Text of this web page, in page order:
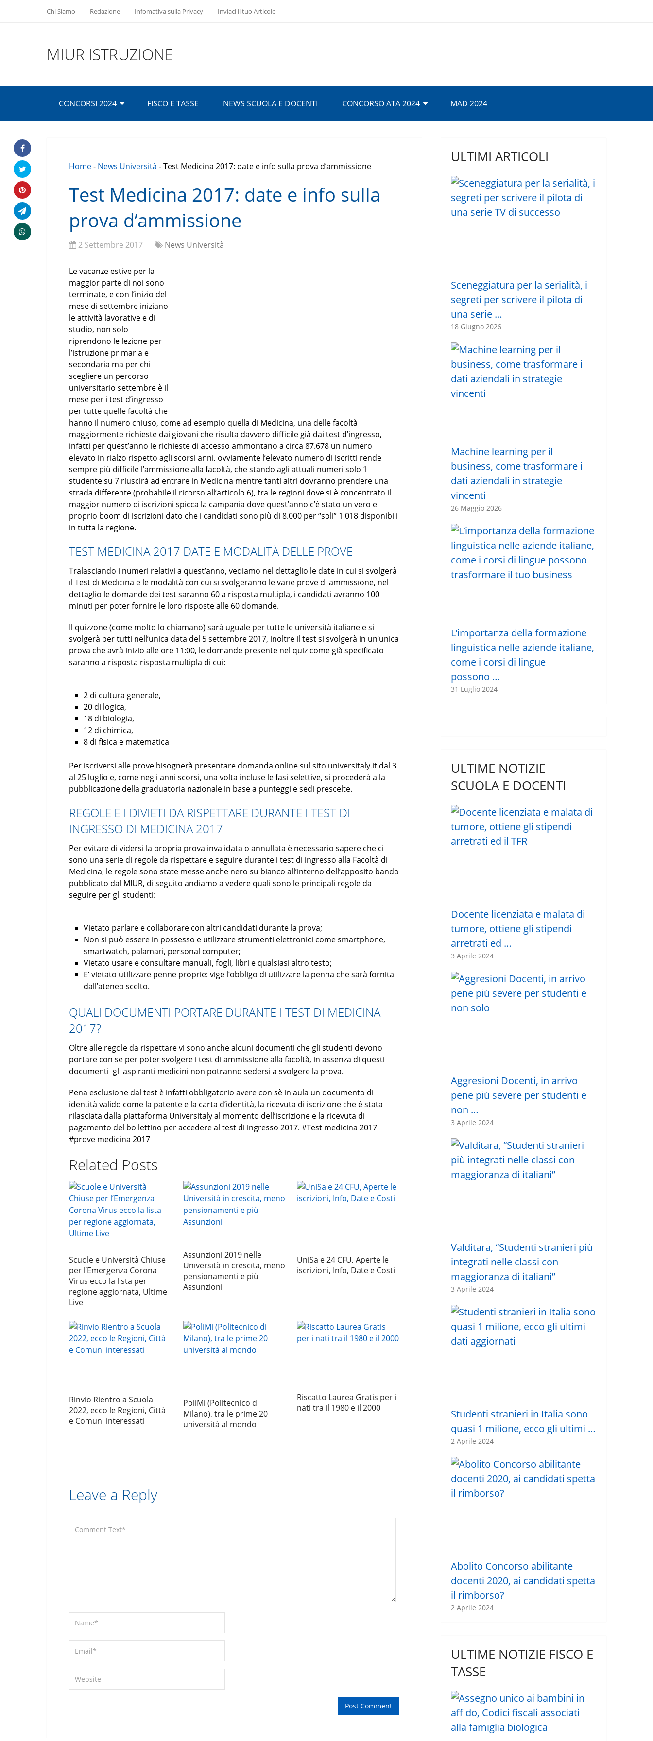
Chi Siamo Redazione Infomativa sulla Privacy Inviaci il tuo Articolo
MIUR ISTRUZIONE
CONCORSI 2024 FISCO E TASSE NEWS SCUOLA E DOCENTI CONCORSO ATA 2024 MAD 2024
Home- News Università -Test Medicina 2017: date e info sulla prova d’ammissione
Test Medicina 2017: date e info sulla
prova d’ammissione
2 Settembre 2017 News Università
Le vacanze estive per la
maggior parte di noi sono
terminate, e con l’inizio del
mese di settembre iniziano
le attività lavorative e di
studio, non solo
riprendono le lezione per
l’istruzione primaria e
secondaria ma per chi
scegliere un percorso
universitario settembre è il
mese per i test d’ingresso
per tutte quelle facoltà che
hanno il numero chiuso, come ad esempio quella di Medicina, una delle facoltà
maggiormente richieste dai giovani che risulta davvero difficile già dai test d’ingresso,
infatti per quest’anno le richieste di accesso ammontano a circa 87.678 un numero
elevato in rialzo rispetto agli scorsi anni, ovviamente l’elevato numero di iscritti rende
sempre più difficile l’ammissione alla facoltà, che stando agli attuali numeri solo 1
studente su 7 riuscirà ad entrare in Medicina mentre tanti altri dovranno prendere una
strada differente (probabile il ricorso all’articolo 6), tra le regioni dove si è concentrato il
maggior numero di iscrizioni spicca la campania dove quest’anno c’è stato un vero e
proprio boom di iscrizioni dato che i candidati sono più di 8.000 per “soli” 1.018 disponibili
in tutta la regione.
TEST MEDICINA 2017 DATE E MODALITÀ DELLE PROVE
Tralasciando i numeri relativi a quest’anno, vediamo nel dettaglio le date in cui si svolgerà
il Test di Medicina e le modalità con cui si svolgeranno le varie prove di ammissione, nel
dettaglio le domande dei test saranno 60 a risposta multipla, i candidati avranno 100
minuti per poter fornire le loro risposte alle 60 domande.
Il quizzone (come molto lo chiamano) sarà uguale per tutte le università italiane e si
svolgerà per tutti nell’unica data del 5 settembre 2017, inoltre il test si svolgerà in un’unica
prova che avrà inizio alle ore 11:00, le domande presente nel quiz come già specificato
saranno a risposta risposta multipla di cui:
2 di cultura generale,
20 di logica,
18 di biologia,
12 di chimica,
8 di fisica e matematica
Per iscriversi alle prove bisognerà presentare domanda online sul sito universitaly.it dal 3
al 25 luglio e, come negli anni scorsi, una volta incluse le fasi selettive, si procederà alla
pubblicazione della graduatoria nazionale in base a punteggi e sedi prescelte.
REGOLE E I DIVIETI DA RISPETTARE DURANTE I TEST DI
INGRESSO DI MEDICINA 2017
Per evitare di vidersi la propria prova invalidata o annullata è necessario sapere che ci
sono una serie di regole da rispettare e seguire durante i test di ingresso alla Facoltà di
Medicina, le regole sono state messe anche nero su bianco all’interno dell’apposito bando
pubblicato dal MIUR, di seguito andiamo a vedere quali sono le principali regole da
seguire per gli studenti:
Vietato parlare e collaborare con altri candidati durante la prova;
Non si può essere in possesso e utilizzare strumenti elettronici come smartphone,
smartwatch, palamari, personal computer;
Vietato usare e consultare manuali, fogli, libri e qualsiasi altro testo;
E’ vietato utilizzare penne proprie: vige l’obbligo di utilizzare la penna che sarà fornita
dall’ateneo scelto.
QUALI DOCUMENTI PORTARE DURANTE I TEST DI MEDICINA
2017?
Oltre alle regole da rispettare vi sono anche alcuni documenti che gli studenti devono
portare con se per poter svolgere i test di ammissione alla facoltà, in assenza di questi
documenti gli aspiranti medicini non potranno sedersi a svolgere la prova.
Pena esclusione dal test è infatti obbligatorio avere con sè in aula un documento di
identità valido come la patente e la carta d’identità, la ricevuta di iscrizione che è stata
rilasciata dalla piattaforma Universitaly al momento dell’iscrizione e la ricevuta di
pagamento del bollettino per accedere al test di ingresso 2017. #Test medicina 2017
#prove medicina 2017
Related Posts
Scuole e Università Chiuse
per l’Emergenza Corona
Virus ecco la lista per
regione aggiornata, Ultime
Live
Assunzioni 2019 nelle
Università in crescita, meno
pensionamenti e più
Assunzioni
UniSa e 24 CFU, Aperte le
iscrizioni, Info, Date e Costi
Rinvio Rientro a Scuola
2022, ecco le Regioni, Città
e Comuni interessati
PoliMi (Politecnico di
Milano), tra le prime 20
università al mondo
Riscatto Laurea Gratis per i
nati tra il 1980 e il 2000
Leave a Reply
ULTIMI ARTICOLI
Sceneggiatura per la serialità, i
segreti per scrivere il pilota di
una serie …
18 Giugno 2026
Machine learning per il
business, come trasformare i
dati aziendali in strategie
vincenti
26 Maggio 2026
L’importanza della formazione
linguistica nelle aziende italiane,
come i corsi di lingue
possono …
31 Luglio 2024
ULTIME NOTIZIE
SCUOLA E DOCENTI
Docente licenziata e malata di
tumore, ottiene gli stipendi
arretrati ed …
3 Aprile 2024
Aggresioni Docenti, in arrivo
pene più severe per studenti e
non …
3 Aprile 2024
Valditara, “Studenti stranieri più
integrati nelle classi con
maggioranza di italiani”
3 Aprile 2024
Studenti stranieri in Italia sono
quasi 1 milione, ecco gli ultimi …
2 Aprile 2024
Abolito Concorso abilitante
docenti 2020, ai candidati spetta
il rimborso?
2 Aprile 2024
ULTIME NOTIZIE FISCO E
TASSE